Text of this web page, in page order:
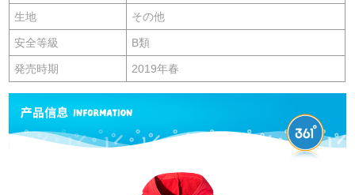
生地 その他
安全等級 B類
発売時期 2019年春